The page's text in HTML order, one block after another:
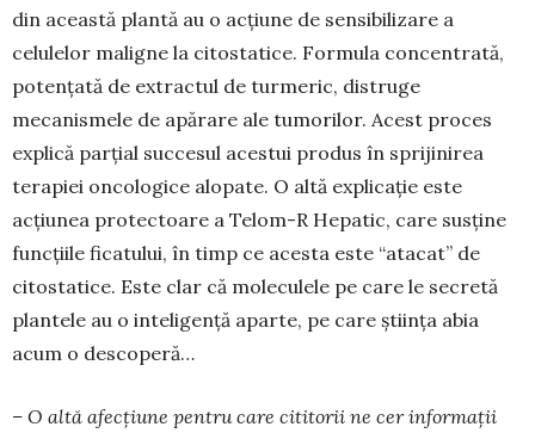
din această plantă au o acțiune de sen­sibilizare a
celulelor maligne la citostatice. Formula concentrată,
potențată de extractul de turmeric, distruge
mecanismele de apărare ale tumorilor. Acest proces
explică parțial succesul acestui pro­dus în sprijinirea
terapiei oncologice alo­pa­te. O altă explicație este
acțiunea protec­toa­re a Telom-R Hepatic, care susține
funcțiile ficatului, în timp ce acesta este “atacat” de
citostatice. Este clar că moleculele pe care le secretă
plan­tele au o inteligență aparte, pe care ști­ința abia
acum o descoperă…
– O altă afecțiune pentru care cititorii ne cer informații